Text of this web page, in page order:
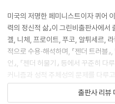
련이다. 이와 같은 견해를 넘어서 그리
속에의 애착은 권력의 작용을 통해 생
은밀하게 나타나는 정신적 효과 속에
확해진다(이는 정념적 애착의 생산에
것이다)고 주장하고자 한다. 만일 주
게 등을 돌리려는 의지에 의해 형성되
격하는 권력의 양상(modality)이다.
가는 권력의 효과인 것이다. --- p.20
미국의 저명한 페미니스트이자 퀴어
력의 정신적 삶』이 그린비출판사에서
겔, 니체, 프로이트, 푸코, 알튀세르,
적으로 수용·해석하며, 『젠더 트러블』
언』, 『젠더 허물기』 등에서 꾸준히
커니즘과 성적 주체성의 문제를 다루
주체가 된다는 것은 무엇인가
출판사 리뷰